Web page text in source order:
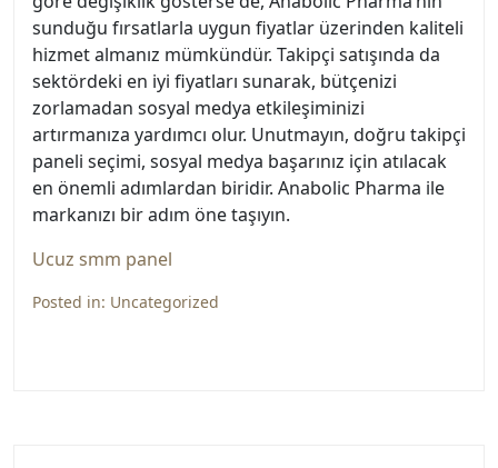
sunduğu fırsatlarla uygun fiyatlar üzerinden kaliteli
hizmet almanız mümkündür. Takipçi satışında da
sektördeki en iyi fiyatları sunarak, bütçenizi
zorlamadan sosyal medya etkileşiminizi
artırmanıza yardımcı olur. Unutmayın, doğru takipçi
paneli seçimi, sosyal medya başarınız için atılacak
en önemli adımlardan biridir. Anabolic Pharma ile
markanızı bir adım öne taşıyın.
Ucuz smm panel
Posted in: Uncategorized